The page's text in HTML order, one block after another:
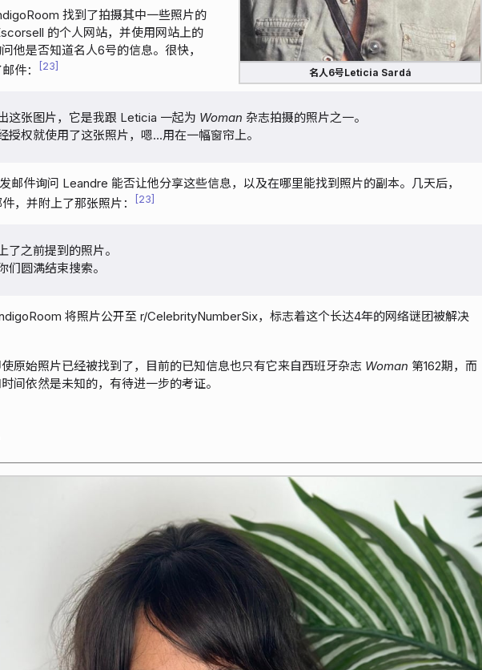
名人6号Leticia Sardá
找到了拍摄其中一些照片的
的个人网站，并使用网站上的
他是否知道名人6号的信息。很快，
件：
23
这张图片，它是我跟 Leticia 一起为 Woman 杂志拍摄的照片之一。
授权就使用了这张照片，嗯…用在一幅窗帘上。
邮件询问 Leandre 能否让他分享这些信息，以及在哪里能找到照片的副本。几天后，
，并附上了那张照片：
23
了之前提到的照片。
们圆满结束搜索。
将照片公开至 r/CelebrityNumberSix，标志着这个长达4年的网络谜团被解决
原始照片已经被找到了，目前的已知信息也只有它来自西班牙杂志 Woman 第162期，而
间依然是未知的，有待进一步的考证。